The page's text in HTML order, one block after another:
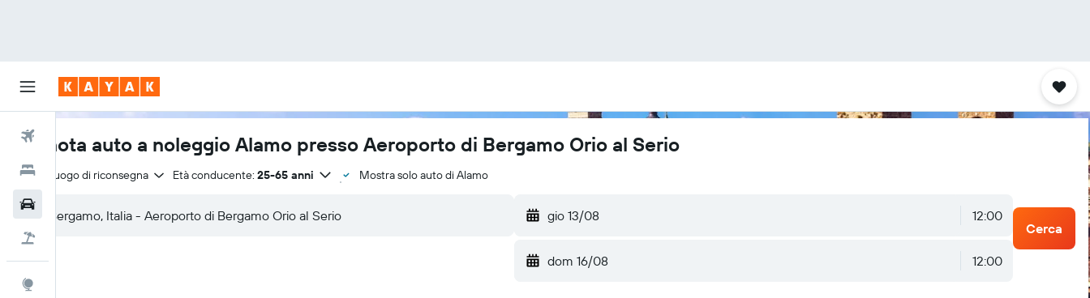
Voli
Hotel
Prenota auto a noleggio Alamo presso Aeroporto di Bergamo Orio al Serio
Stesso luogo di riconsegna Età conducente: 25-65 anni Mostra solo auto di Alamo
gio 13/08 12:00
dom 16/08 12:00
Cerca